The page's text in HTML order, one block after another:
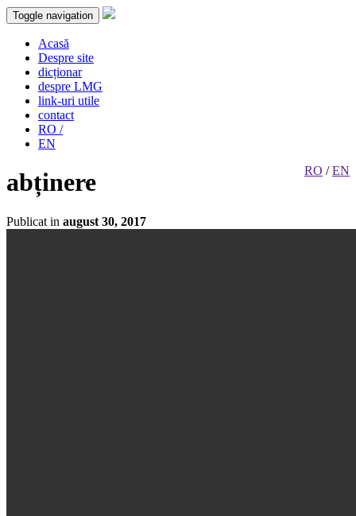
Toggle navigation
Acasă
Despre site
dicționar
despre LMG
link-uri utile
contact
RO /
EN
RO /EN
abținere
Publicat in august 30, 2017